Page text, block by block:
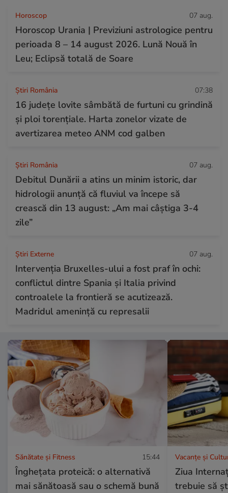
Horoscop 07 aug.
Horoscop Urania | Previziuni astrologice pentru
perioada 8 – 14 august 2026. Lună Nouă în
Leu; Eclipsă totală de Soare
Știri România 07:38
16 județe lovite sâmbătă de furtuni cu grindină
și ploi torențiale. Harta zonelor vizate de
avertizarea meteo ANM cod galben
Știri România 07 aug.
Debitul Dunării a atins un minim istoric, dar
hidrologii anunță că fluviul va începe să
crească din 13 august: „Am mai câștiga 3-4
zile”
Știri Externe 07 aug.
Intervenția Bruxelles-ului a fost praf în ochi:
conflictul dintre Spania și Italia privind
controalele la frontieră se acutizează.
Madridul amenință cu represalii
Sănătate și Fitness 15:44
Înghețata proteică: o alternativă
mai sănătoasă sau o schemă bună
Vacanțe și
Ziua
trebuie să